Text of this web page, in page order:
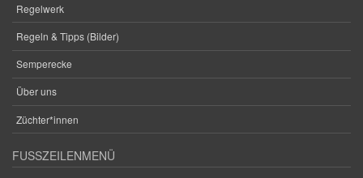
Regelwerk
Regeln & Tipps (Bilder)
Semperecke
Über uns
Züchter*innen
FUSSZEILENMENÜ